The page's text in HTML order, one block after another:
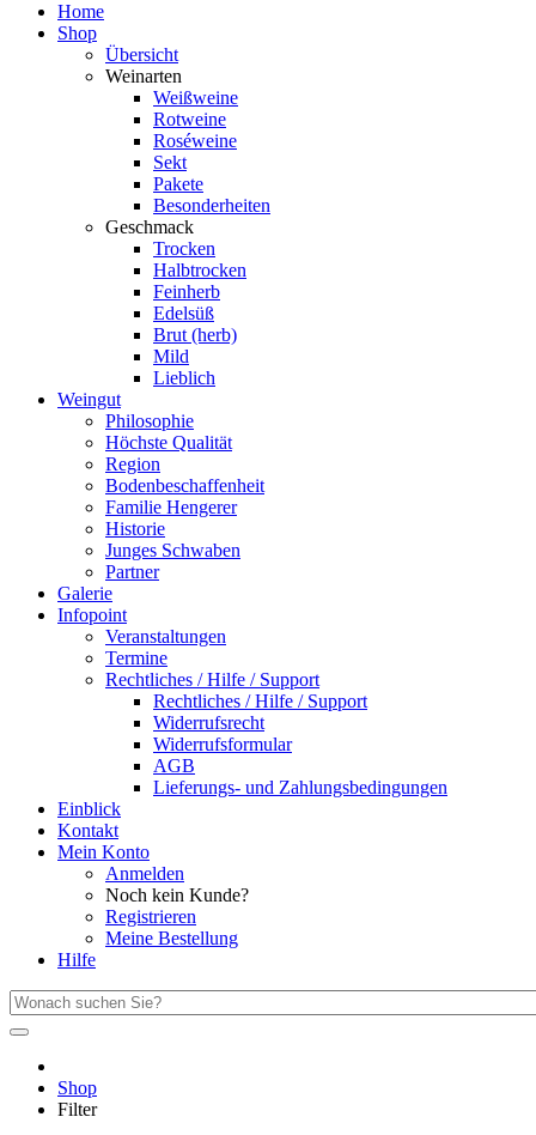
Home
Shop
Übersicht
Weinarten
Weißweine
Rotweine
Roséweine
Sekt
Pakete
Besonderheiten
Geschmack
Trocken
Halbtrocken
Feinherb
Edelsüß
Brut (herb)
Mild
Lieblich
Weingut
Philosophie
Höchste Qualität
Region
Bodenbeschaffenheit
Familie Hengerer
Historie
Junges Schwaben
Partner
Galerie
Infopoint
Veranstaltungen
Termine
Rechtliches / Hilfe / Support
Rechtliches / Hilfe / Support
Widerrufsrecht
Widerrufsformular
AGB
Lieferungs- und Zahlungsbedingungen
Einblick
Kontakt
Mein Konto
Anmelden
Noch kein Kunde?
Registrieren
Meine Bestellung
Hilfe
Shop
Filter